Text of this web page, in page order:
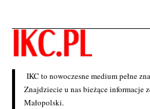
IKC to nowoczesne medium pełne
Znajdziecie u nas bieżące informacje
Małopolski.